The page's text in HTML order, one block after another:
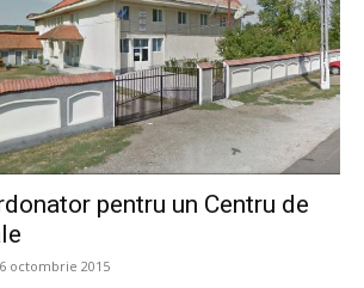
pentru un Centru de
octombrie 2015